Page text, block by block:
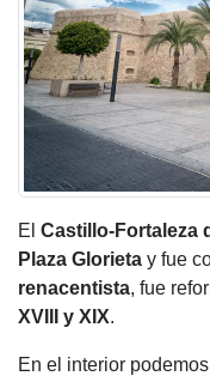
El Castillo-Fortaleza
Plaza Glorieta y fue
renacentista, fue
XVIII y XIX.
En el interior